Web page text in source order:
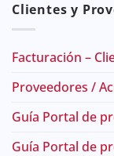
Clientes y
Facturación –
Proveedores /
Guía Portal de
Guía Portal de